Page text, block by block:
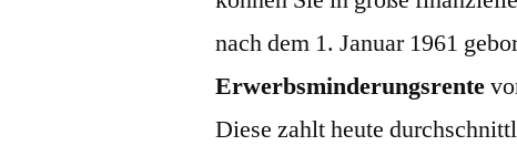
nach dem 1. Januar 1961
Erwerbsminderungsrente
Diese zahlt heute